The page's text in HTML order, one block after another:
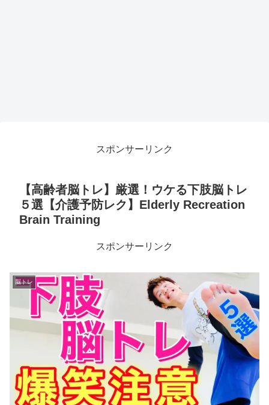
スポンサーリンク
【高齢者脳トレ】厳選！ウケる下肢脳トレ
５選【介護予防レク】Elderly Recreation
Brain Training
スポンサーリンク
脳トレ